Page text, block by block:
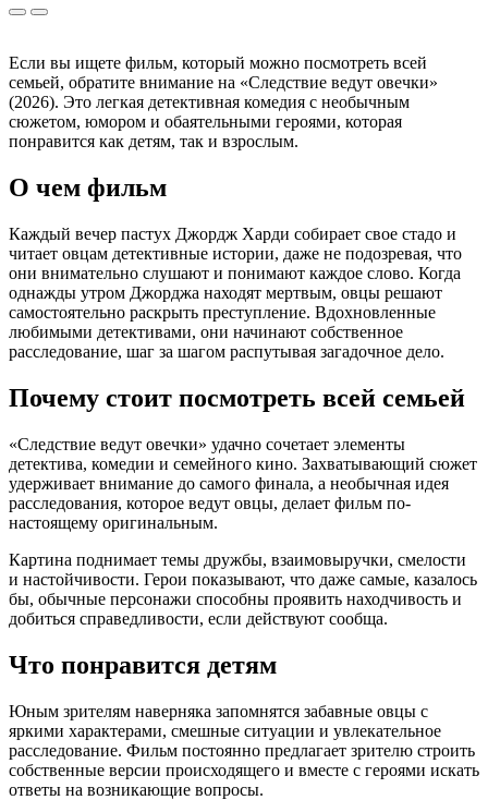
Если вы ищете фильм, который можно посмотреть всей
семьей, обратите внимание на «Следствие ведут овечки»
(2026). Это легкая детективная комедия с необычным
сюжетом, юмором и обаятельными героями, которая
понравится как детям, так и взрослым.
О чем фильм
Каждый вечер пастух Джордж Харди собирает свое стадо и
читает овцам детективные истории, даже не подозревая, что
они внимательно слушают и понимают каждое слово. Когда
однажды утром Джорджа находят мертвым, овцы решают
самостоятельно раскрыть преступление. Вдохновленные
любимыми детективами, они начинают собственное
расследование, шаг за шагом распутывая загадочное дело.
Почему стоит посмотреть всей семьей
«Следствие ведут овечки» удачно сочетает элементы
детектива, комедии и семейного кино. Захватывающий сюжет
удерживает внимание до самого финала, а необычная идея
расследования, которое ведут овцы, делает фильм по-
настоящему оригинальным.
Картина поднимает темы дружбы, взаимовыручки, смелости
и настойчивости. Герои показывают, что даже самые, казалось
бы, обычные персонажи способны проявить находчивость и
добиться справедливости, если действуют сообща.
Что понравится детям
Юным зрителям наверняка запомнятся забавные овцы с
яркими характерами, смешные ситуации и увлекательное
расследование. Фильм постоянно предлагает зрителю строить
собственные версии происходящего и вместе с героями искать
ответы на возникающие вопросы.